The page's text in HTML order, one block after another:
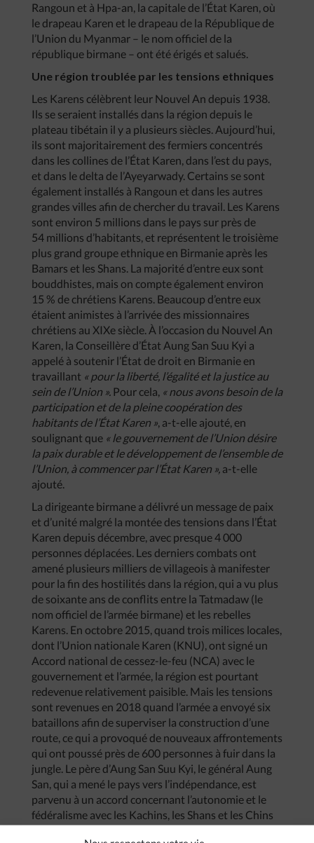
Rangoun et à Hpa-an, la capitale de l’État Karen, où
le drapeau Karen et le drapeau de la République de
l’Union du Myanmar – le nom officiel de la
république birmane – ont été érigés et salués.
Une région troublée par les tensions ethniques
Les Karens célèbrent leur Nouvel An depuis 1938.
Ils se seraient installés dans la région depuis le
plateau tibétain il y a plusieurs siècles. Aujourd’hui,
ils sont majoritairement des fermiers concentrés
dans les collines de l’État Karen, dans l’est du pays,
et dans le delta de l’Ayeyarwady. Certains se sont
également installés à Rangoun et dans les autres
grandes villes afin de chercher du travail. Les Karens
sont environ 5 millions dans le pays sur près de
54 millions d’habitants, et représentent le troisième
plus grand groupe ethnique en Birmanie après les
Bamars et les Shans. La majorité d’entre eux sont
bouddhistes, mais on compte également environ
15 % de chrétiens Karens. Beaucoup d’entre eux
étaient animistes à l’arrivée des missionnaires
chrétiens au XIXe siècle. À l’occasion du Nouvel An
Karen, la Conseillère d’État Aung San Suu Kyi a
appelé à soutenir l’État de droit en Birmanie en
travaillant « pour la liberté, l’égalité et la justice au
sein de l’Union ». Pour cela, « nous avons besoin de la
participation et de la pleine coopération des
habitants de l’État Karen », a-t-elle ajouté, en
soulignant que « le gouvernement de l’Union désire
la paix durable et le développement de l’ensemble de
l’Union, à commencer par l’État Karen », a-t-elle
ajouté.
La dirigeante birmane a délivré un message de paix
et d’unité malgré la montée des tensions dans l’État
Karen depuis décembre, avec presque 4 000
personnes déplacées. Les derniers combats ont
amené plusieurs milliers de villageois à manifester
pour la fin des hostilités dans la région, qui a vu plus
de soixante ans de conflits entre la Tatmadaw (le
nom officiel de l’armée birmane) et les rebelles
Karens. En octobre 2015, quand trois milices locales,
dont l’Union nationale Karen (KNU), ont signé un
Accord national de cessez-le-feu (NCA) avec le
gouvernement et l’armée, la région est pourtant
redevenue relativement paisible. Mais les tensions
sont revenues en 2018 quand l’armée a envoyé six
bataillons afin de superviser la construction d’une
route, ce qui a provoqué de nouveaux affrontements
qui ont poussé près de 600 personnes à fuir dans la
jungle. Le père d’Aung San Suu Kyi, le général Aung
San, qui a mené le pays vers l’indépendance, est
parvenu à un accord concernant l’autonomie et le
fédéralisme avec les Kachins, les Shans et les Chins